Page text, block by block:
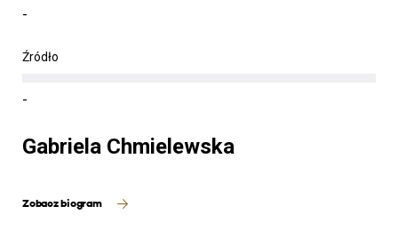
-
Źródło
-
Gabriela Chmielewska
Zobacz biogram